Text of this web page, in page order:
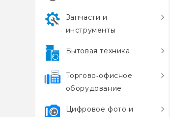
Запчасти и
инструменты
Бытовая техника
Торгово‑офисное
оборудование
Цифровое фото и